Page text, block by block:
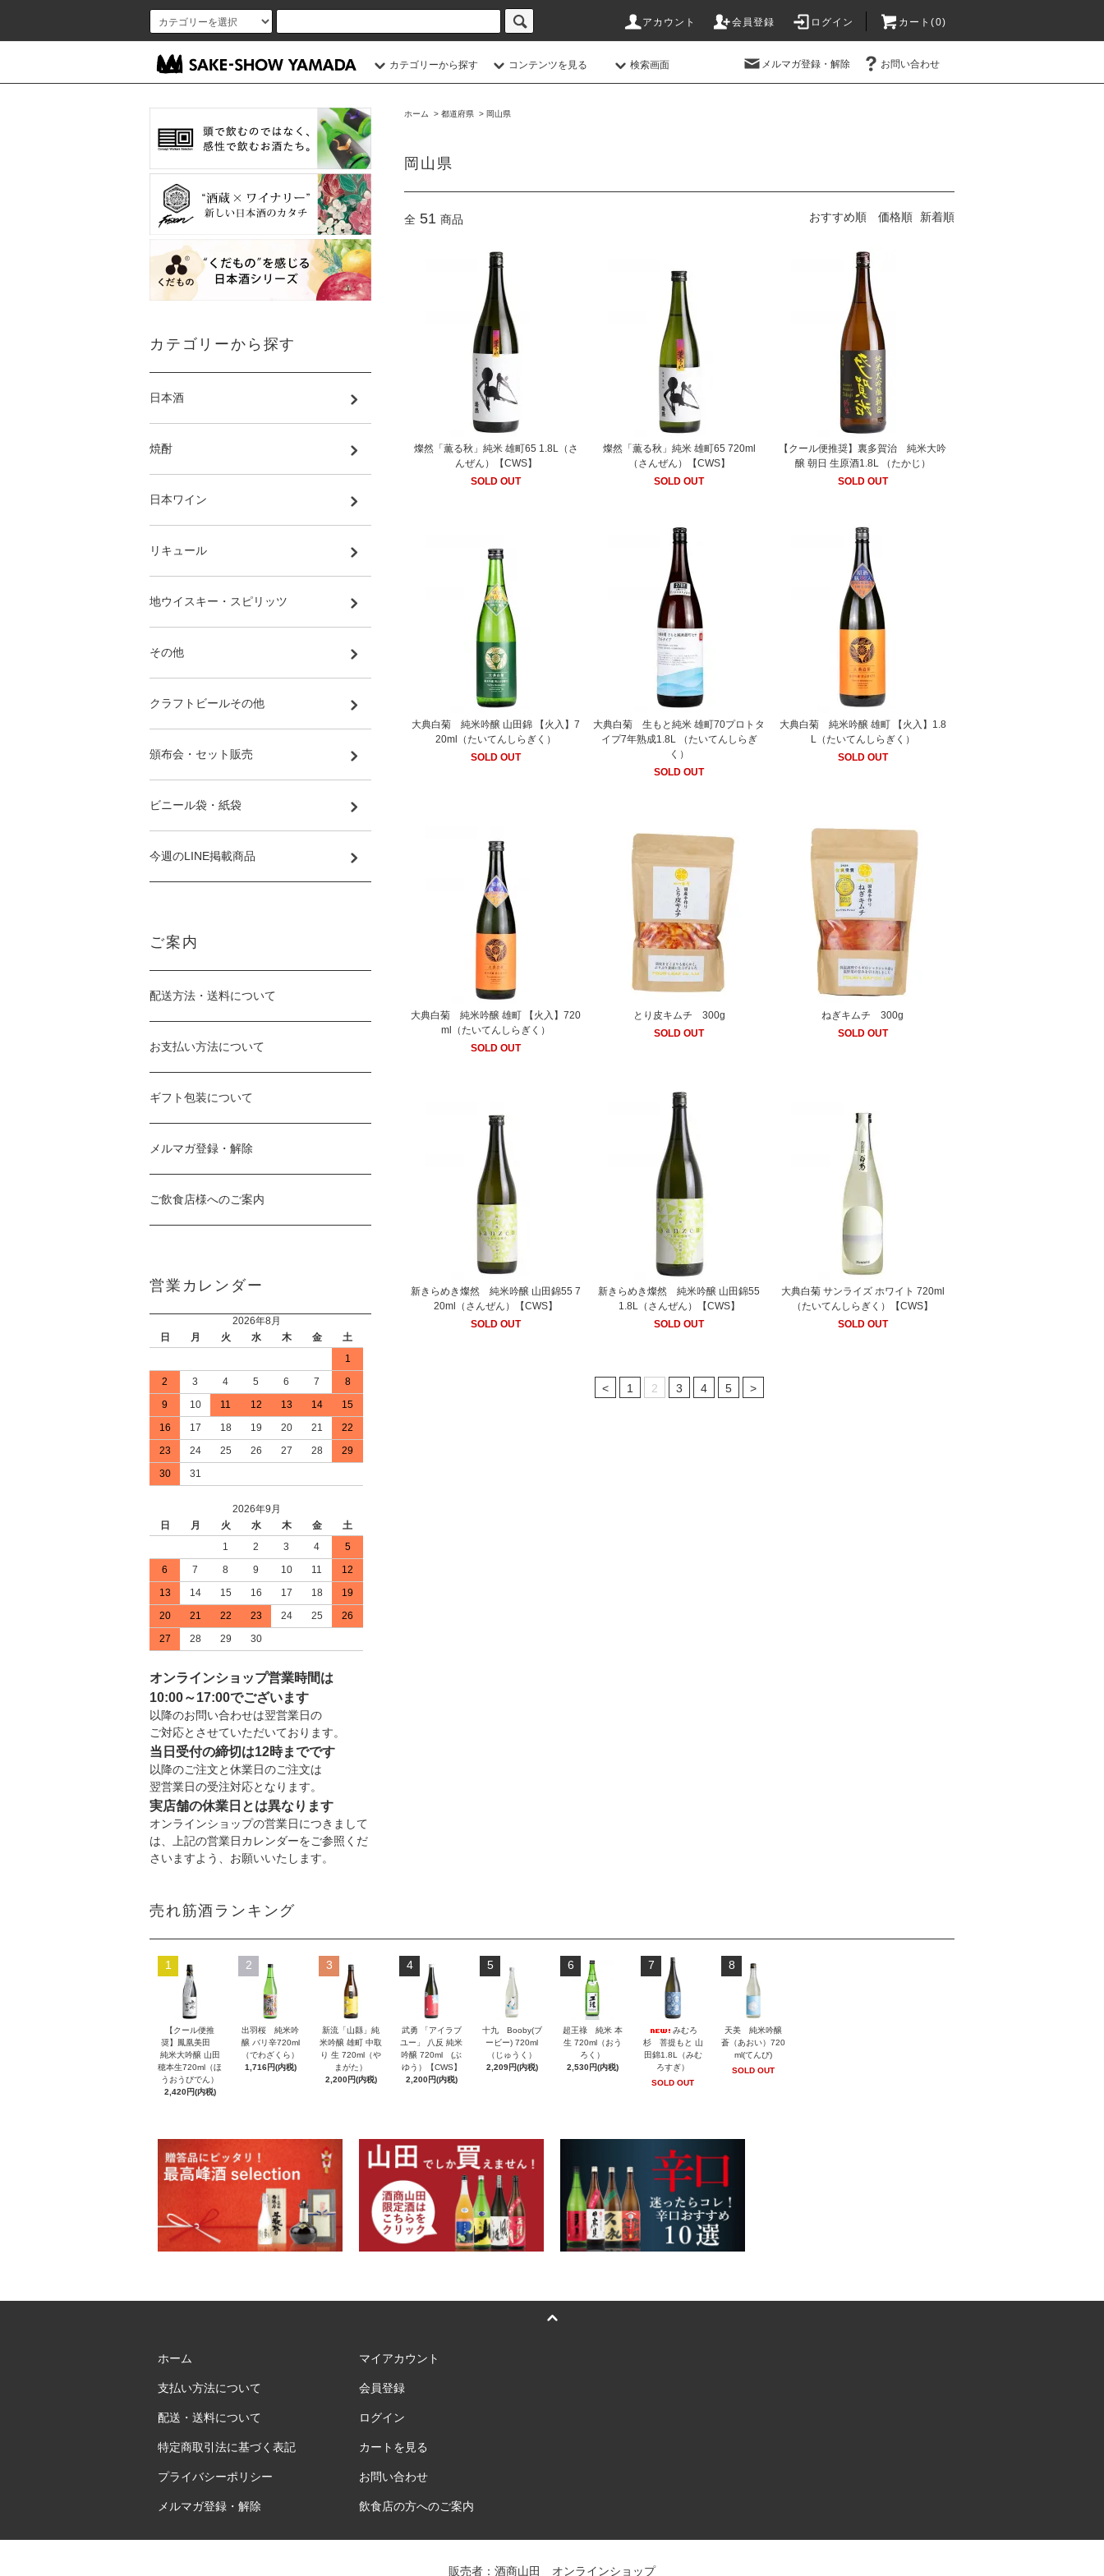
アカウント 会員登録 ログイン カート(0)
カテゴリーから探す コンテンツを見る 検索画面 メルマガ登録・解除 お問い合わせ
ホーム > 都道府県 > 岡山県
岡山県
全 51 商品 おすすめ順 価格順 新着順
燦然「薫る秋」純米 雄町65 1.8L（さ
んぜん）【CWS】
SOLD OUT
燦然「薫る秋」純米 雄町65 720ml
（さんぜん）【CWS】
SOLD OUT
【クール便推奨】裏多賀治 純米大吟
醸 朝日 生原酒1.8L （たかじ）
SOLD OUT
大典白菊 純米吟醸 山田錦 【火入】7
20ml（たいてんしらぎく）
SOLD OUT
大典白菊 生もと純米 雄町70プロトタ
イプ7年熟成1.8L （たいてんしらぎ
く）
SOLD OUT
大典白菊 純米吟醸 雄町 【火入】1.8
L（たいてんしらぎく）
SOLD OUT
大典白菊 純米吟醸 雄町 【火入】720
ml（たいてんしらぎく）
SOLD OUT
とり皮キムチ 300g
SOLD OUT
ねぎキムチ 300g
SOLD OUT
新きらめき燦然 純米吟醸 山田錦55 7
20ml（さんぜん）【CWS】
SOLD OUT
新きらめき燦然 純米吟醸 山田錦55
1.8L（さんぜん）【CWS】
SOLD OUT
大典白菊 サンライズ ホワイト 720ml
（たいてんしらぎく）【CWS】
SOLD OUT
< 1 2 3 4 5 >
カテゴリーから探す
日本酒
焼酎
日本ワイン
リキュール
地ウイスキー・スピリッツ
その他
クラフトビールその他
頒布会・セット販売
ビニール袋・紙袋
今週のLINE掲載商品
ご案内
配送方法・送料について
お支払い方法について
ギフト包装について
メルマガ登録・解除
ご飲食店様へのご案内
営業カレンダー
2026年8月
日
月 火 水 木 金
土
1
2
3 4 5 6 7
8
9
10 11 12 13 14
15
16
17 18 19 20 21
22
23
24 25 26 27 28
29
30
31
2026年9月
日
月 火 水 木 金
土
1
2 3 4
5
6
7 8 9 10 11
12
13
14 15 16 17 18
19
20
21 22 23 24 25
26
27
28 29 30
オンラインショップ営業時間は
10:00～17:00でございます
以降のお問い合わせは翌営業日の
ご対応とさせていただいております。
当日受付の締切は12時までです
以降のご注文と休業日のご注文は
翌営業日の受注対応となります。
実店舗の休業日とは異なります
オンラインショップの営業日につきまして
は、上記の営業日カレンダーをご参照くだ
さいますよう、お願いいたします。
売れ筋酒ランキング
1
【クール便推
奨】鳳凰美田
純米大吟醸 山田
穂本生720ml（ほ
うおうびでん）
2,420円(内税)
2
出羽桜 純米吟
醸 バリ辛720ml
（でわざくら）
1,716円(内税)
3
新流「山縣」純
米吟醸 雄町 中取
り 生 720ml（や
まがた）
2,200円(内税)
4
武勇 「アイラブ
ユー」 八反 純米
吟醸 720ml (ぶ
ゆう）【CWS】
2,200円(内税)
5
十九 Booby(ブ
ービー) 720ml
（じゅうく）
2,209円(内税)
6
超王祿 純米 本
生 720ml（おう
ろく）
2,530円(内税)
7
みむろ
杉 菩提もと 山
田錦1.8L（みむ
ろすぎ）
SOLD OUT
8
天美 純米吟醸
蒼（あおい）720
ml(てんび)
SOLD OUT
ホーム
支払い方法について
配送・送料について
特定商取引法に基づく表記
プライバシーポリシー
メルマガ登録・解除
マイアカウント
会員登録
ログイン
カートを見る
お問い合わせ
飲食店の方へのご案内
販売者：酒商山田 オンラインショップ